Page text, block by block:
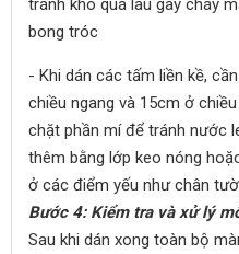
tránh khò quá lâu gây cháy
bong tróc
- Khi dán các tấm liền kề,
chiều ngang và 15cm ở
chặt phần mí để tránh nước
thêm bằng lớp keo nóng
ở các điểm yếu như chân
Bước 4: Kiểm tra và xử lý
Sau khi dán xong toàn bộ